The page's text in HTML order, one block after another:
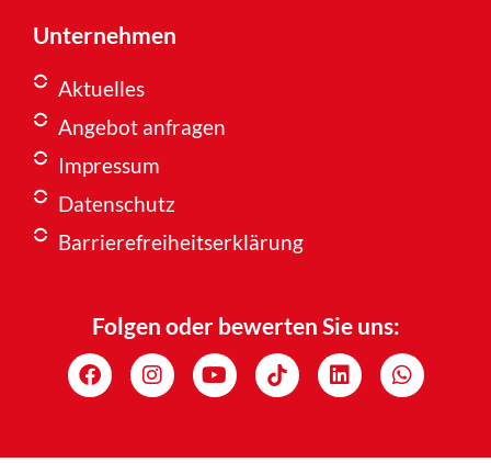
Unternehmen
Aktuelles
Angebot anfragen
Impressum
Datenschutz
Barrierefreiheitserklärung
Folgen oder bewerten Sie uns: